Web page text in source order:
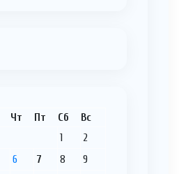
Чт Пт Сб Вс
1
2
6 7 8
9